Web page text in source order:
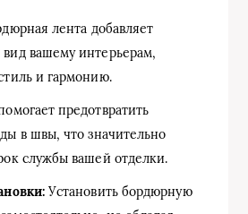
лента добавляет
вашему интерьерам,
и гармонию.
предотвратить
в швы, что значительно
службы вашей отделки.
Установить бордюрную